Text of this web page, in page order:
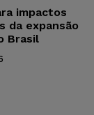
impactos
da expansão
Brasil